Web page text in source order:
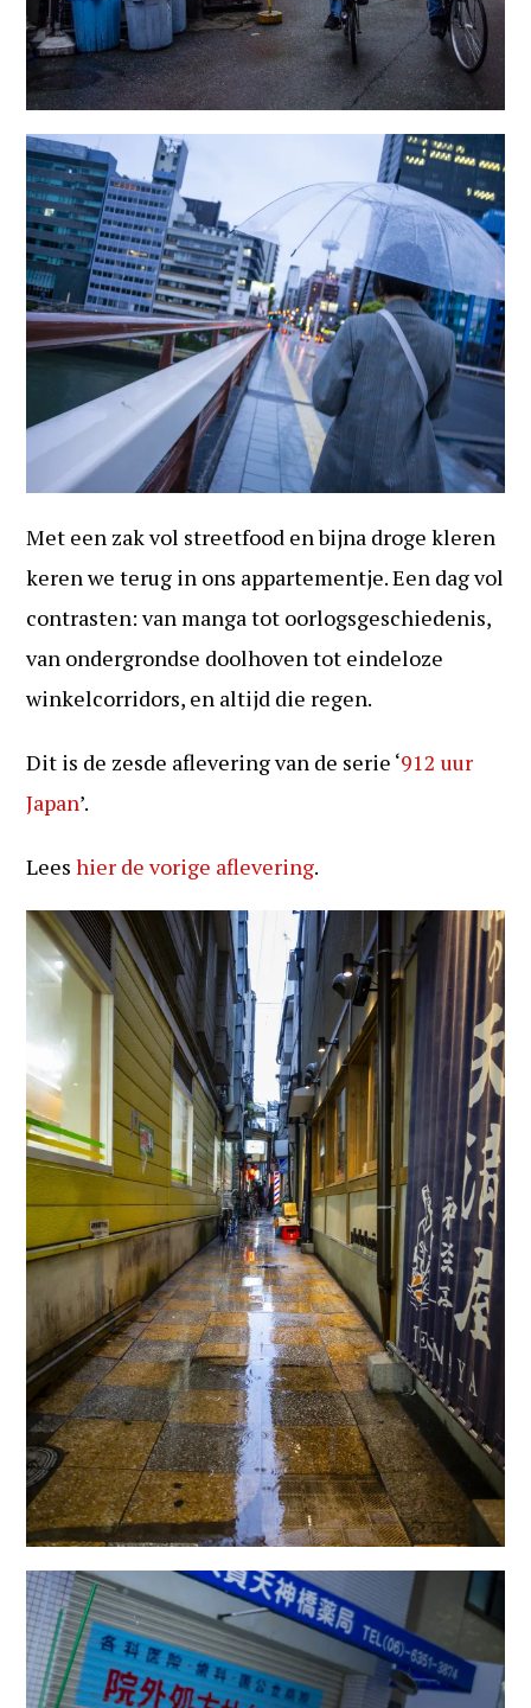
Met een zak vol streetfood en bijna droge kleren
keren we terug in ons appartementje. Een dag vol
contrasten: van manga tot oorlogsgeschiedenis,
van ondergrondse doolhoven tot eindeloze
winkelcorridors, en altijd die regen.
Dit is de zesde aflevering van de serie ‘912 uur
Japan’.
Leeshier de vorige aflevering.